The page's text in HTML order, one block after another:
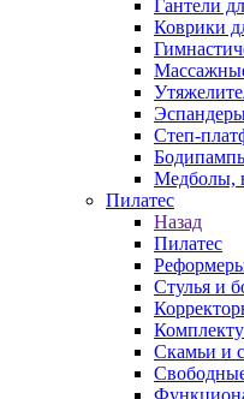
Гантели
Коврики
Степ-
Медболы,
Пилатес
Назад
Пилатес
Стулья и
Скамьи и